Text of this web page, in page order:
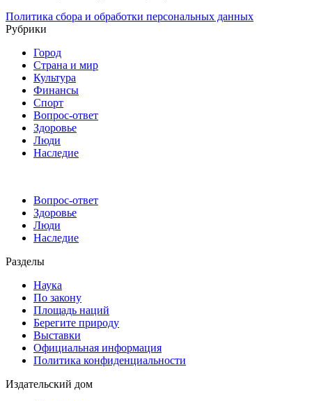
Политика сбора и обработки персональных данных
Рубрики
Город
Страна и мир
Культура
Финансы
Спорт
Вопрос-ответ
Здоровье
Люди
Наследие
Вопрос-ответ
Здоровье
Люди
Наследие
Разделы
Наука
По закону
Площадь наций
Берегите природу
Выставки
Официальная информация
Политика конфиденциальности
Издательский дом